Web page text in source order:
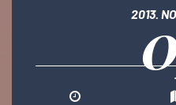
2013.